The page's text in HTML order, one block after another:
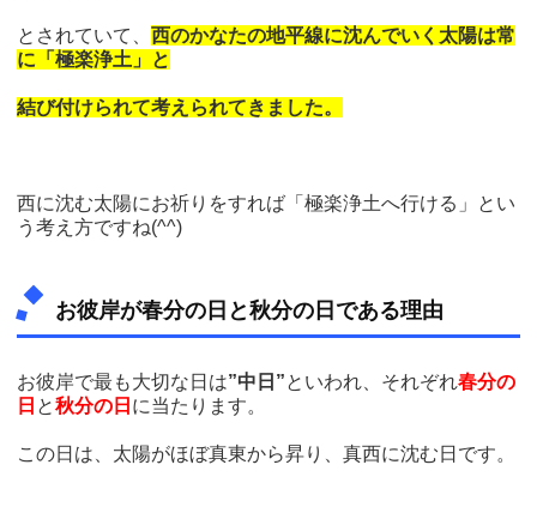
とされていて、西のかなたの地平線に沈んでいく太陽は常
に「極楽浄土」と
結び付けられて考えられてきました。
西に沈む太陽にお祈りをすれば「極楽浄土へ行ける」とい
う考え方ですね(^^)
お彼岸が春分の日と秋分の日である理由
お彼岸で最も大切な日は”中日”といわれ、それぞれ春分の
日 と秋分の日 に当たります。
この日は、太陽がほぼ真東から昇り、真西に沈む日です。